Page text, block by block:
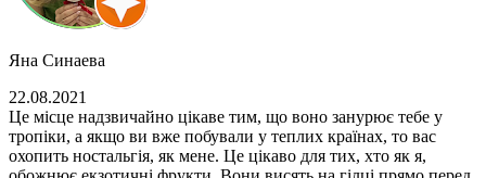
Яна Синаева
22.08.2021
Це місце надзвичайно цікаве тим, що воно занурює тебе у
тропіки, а якщо ви вже побували у теплих країнах, то вас
охопить ностальгія, як мене. Це цікаво для тих, хто як я,